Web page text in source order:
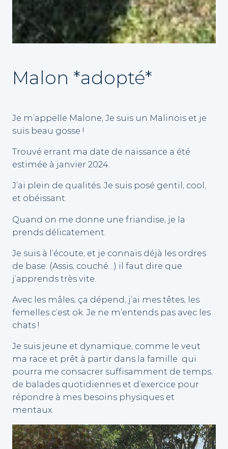
Malon *adopté*
Je m’appelle Malone, Je suis un Malinois et je
suis beau gosse !
Trouvé errant ma date de naissance a été
estimée à janvier 2024.
J’ai plein de qualités. Je suis posé gentil, cool,
et obéissant.
Quand on me donne une friandise, je la
prends délicatement.
Je suis à l’écoute, et je connais déjà les ordres
de base. (Assis, couché…) il faut dire que
j’apprends très vite.
Avec les mâles, ça dépend, j’ai mes têtes, les
femelles c’est ok. Je ne m’entends pas avec les
chats !
Je suis jeune et dynamique, comme le veut
ma race et prêt à partir dans la famille qui
pourra me consacrer suffisamment de temps,
de balades quotidiennes et d’exercice pour
répondre à mes besoins physiques et
mentaux.